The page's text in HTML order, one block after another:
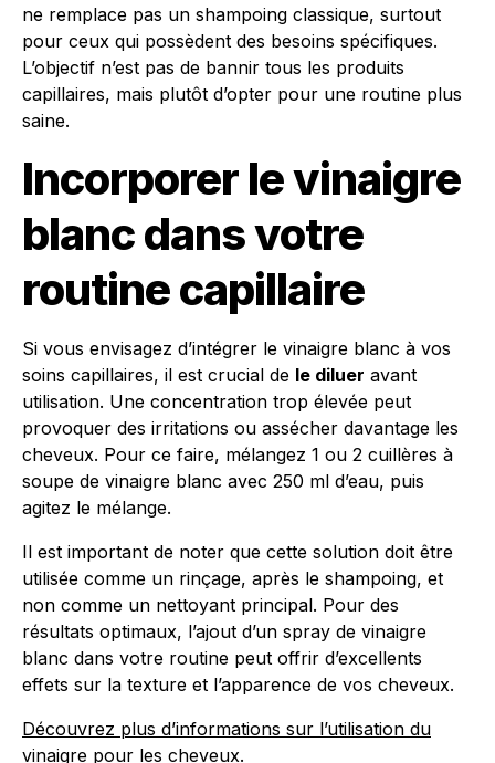
ne remplace pas un shampoing classique, surtout
pour ceux qui possèdent des besoins spécifiques.
L’objectif n’est pas de bannir tous les produits
capillaires, mais plutôt d’opter pour une routine plus
saine.
Incorporer le vinaigre
blanc dans votre
routine capillaire
Si vous envisagez d’intégrer le vinaigre blanc à vos
soins capillaires, il est crucial de le diluer avant
utilisation. Une concentration trop élevée peut
provoquer des irritations ou assécher davantage les
cheveux. Pour ce faire, mélangez 1 ou 2 cuillères à
soupe de vinaigre blanc avec 250 ml d’eau, puis
agitez le mélange.
Il est important de noter que cette solution doit être
utilisée comme un rinçage, après le shampoing, et
non comme un nettoyant principal. Pour des
résultats optimaux, l’ajout d’un spray de vinaigre
blanc dans votre routine peut offrir d’excellents
effets sur la texture et l’apparence de vos cheveux.
Découvrez plus d’informations sur l’utilisation du
vinaigre pour les cheveux.